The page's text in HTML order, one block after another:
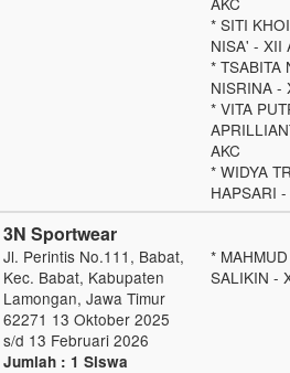
* SITI
NISA' - XII
* TSABITA
NISRINA -
* VITA
AKC
* WIDYA
HAPSARI
3N Sportwear
Jl. Perintis No.111, Babat,
Kec. Babat, Kabupaten
Lamongan, Jawa Timur
62271 13 Oktober 2025
s/d 13 Februari 2026
Jumlah : 1 Siswa
*
SALIKIN -